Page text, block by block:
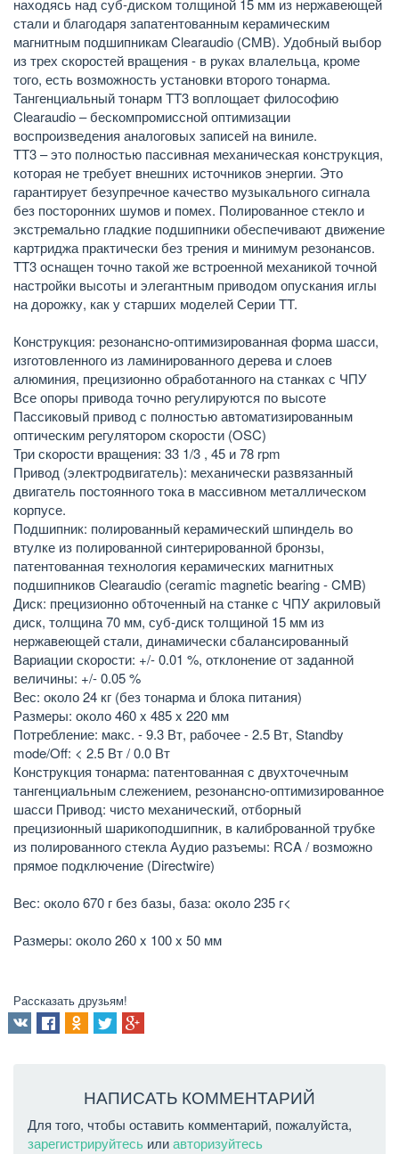
находясь над суб-диском толщиной 15 мм из нержавеющей
стали и благодаря запатентованным керамическим
магнитным подшипникам Clearaudio (CMB). Удобный выбор
из трех скоростей вращения - в руках влалельца, кроме
того, есть возможность установки второго тонарма.
Тангенциальный тонарм TT3 воплощает философию
Clearaudio – бескомпромиссной оптимизации
воспроизведения аналоговых записей на виниле.
TT3 – это полностью пассивная механическая конструкция,
которая не требует внешних источников энергии. Это
гарантирует безупречное качество музыкального сигнала
без посторонних шумов и помех. Полированное стекло и
экстремально гладкие подшипники обеспечивают движение
картриджа практически без трения и минимум резонансов.
TT3 оснащен точно такой же встроенной механикой точной
настройки высоты и элегантным приводом опускания иглы
на дорожку, как у старших моделей Серии TT.
Конструкция: резонансно-оптимизированная форма шасси,
изготовленного из ламинированного дерева и слоев
алюминия, прецизионно обработанного на станках с ЧПУ
Все опоры привода точно регулируются по высоте
Пассиковый привод с полностью автоматизированным
оптическим регулятором скорости (OSC)
Три скорости вращения: 33 1/3 , 45 и 78 rpm
Привод (электродвигатель): механически развязанный
двигатель постоянного тока в массивном металлическом
корпусе.
Подшипник: полированный керамический шпиндель во
втулке из полированной синтерированной бронзы,
патентованная технология керамических магнитных
подшипников Clearaudio (ceramic magnetic bearing - CMB)
Диск: прецизионно обточенный на станке с ЧПУ акриловый
диск, толщина 70 мм, суб-диск толщиной 15 мм из
нержавеющей стали, динамически сбалансированный
Вариации скорости: +/- 0.01 %, отклонение от заданной
величины: +/- 0.05 %
Вес: около 24 кг (без тонарма и блока питания)
Размеры: около 460 x 485 x 220 мм
Потребление: макс. - 9.3 Вт, рабочее - 2.5 Вт, Standby
mode/Off: < 2.5 Вт / 0.0 Вт
Конструкция тонарма: патентованная с двухточечным
тангенциальным слежением, резонансно-оптимизированное
шасси Привод: чисто механический, отборный
прецизионный шарикоподшипник, в калиброванной трубке
из полированного стекла Аудио разъемы: RCA / возможно
прямое подключение (Directwire)
Вес: около 670 г без базы, база: около 235 г<
Размеры: около 260 x 100 x 50 мм
Рассказать друзьям!
НАПИСАТЬ КОММЕНТАРИЙ
Для того, чтобы оставить комментарий, пожалуйста,
зарегистрируйтесь илиавторизуйтесь